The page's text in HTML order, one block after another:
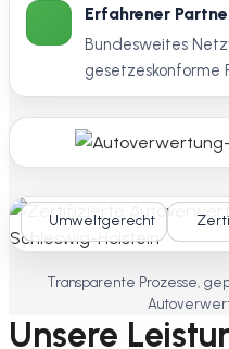
Erfahrener
Bundesweites
gesetzeskonforme
Umweltgerecht
Transparente Prozesse,
Unsere